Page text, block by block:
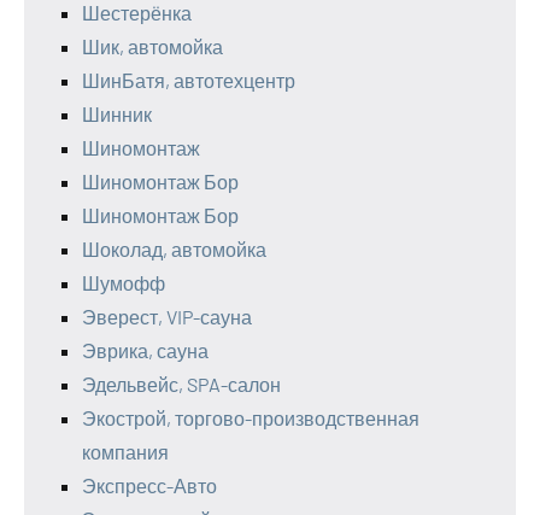
Шестерёнка
Шик, автомойка
ШинБатя, автотехцентр
Шинник
Шиномонтаж
Шиномонтаж Бор
Шиномонтаж Бор
Шоколад, автомойка
Шумофф
Эверест, VIP-сауна
Эврика, сауна
Эдельвейс, SPA-салон
Экострой, торгово-производственная
компания
Экспресс-Авто